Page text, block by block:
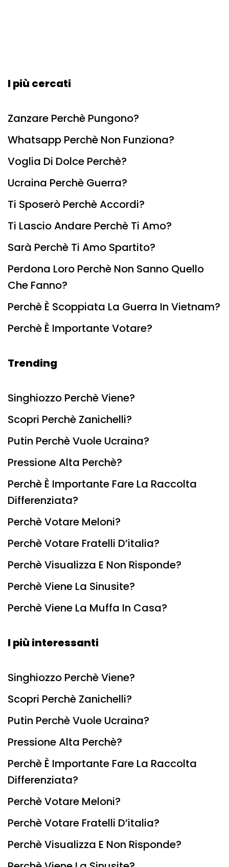
I più cercati
Zanzare Perchè Pungono?
Whatsapp Perchè Non Funziona?
Voglia Di Dolce Perchè?
Ucraina Perchè Guerra?
Ti Sposerò Perchè Accordi?
Ti Lascio Andare Perchè Ti Amo?
Sarà Perchè Ti Amo Spartito?
Perdona Loro Perchè Non Sanno Quello
Che Fanno?
Perchè È Scoppiata La Guerra In Vietnam?
Perchè È Importante Votare?
Trending
Singhiozzo Perchè Viene?
Scopri Perchè Zanichelli?
Putin Perchè Vuole Ucraina?
Pressione Alta Perchè?
Perchè È Importante Fare La Raccolta
Differenziata?
Perchè Votare Meloni?
Perchè Votare Fratelli D’italia?
Perchè Visualizza E Non Risponde?
Perchè Viene La Sinusite?
Perchè Viene La Muffa In Casa?
I più interessanti
Singhiozzo Perchè Viene?
Scopri Perchè Zanichelli?
Putin Perchè Vuole Ucraina?
Pressione Alta Perchè?
Perchè È Importante Fare La Raccolta
Differenziata?
Perchè Votare Meloni?
Perchè Votare Fratelli D’italia?
Perchè Visualizza E Non Risponde?